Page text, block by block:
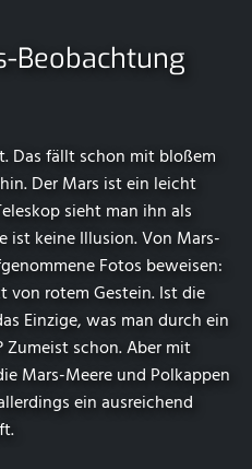
Beobachtung
Das fällt schon mit bloßem
Der Mars ist ein leicht
sieht man ihn als
ist keine Illusion. Von Mars-
Fotos beweisen:
von rotem Gestein. Ist die
Einzige, was man durch ein
schon. Aber mit
Mars-Meere und Polkappen
ein ausreichend